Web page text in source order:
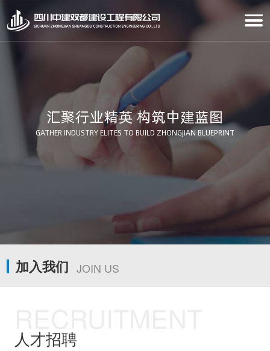
汇聚行业精英 构筑中建蓝图
GATHER INDUSTRY ELITES TO BUILD ZHONGJIAN BLUEPRINT
加入我们 JOIN US
人才招聘